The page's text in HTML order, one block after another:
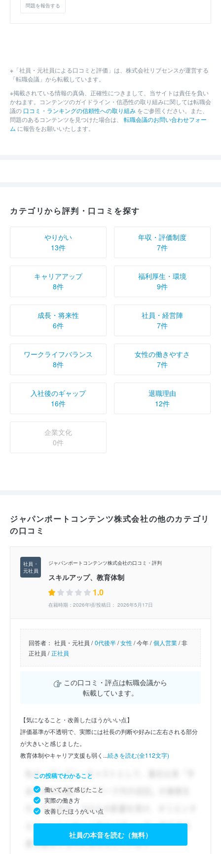
問題を報告する
※「社員・元社員による口コミと評価」は、株式会社リブセンスが運営する
「転職会議」から転載しています。
※掲載されている情報の真偽、正確性につきまして、当サイトは責任を負い
かねます。コンテンツのガイドライン・信憑性の取り組みに関しては転職会
議の 口コミ・ランキングの信頼性への取り組み をご参照ください。また、
問題のあるコンテンツを見つけた場合は、 転職会議のお問い合わせフォー
ム に報告をお願いいたします。
カテゴリから評判・口コミを探す
やりがい
13件
年収・評価制度
7件
キャリアアップ
8件
福利厚生・環境
9件
成長・将来性
6件
社員・経営陣
7件
ワークライフバランス
8件
女性の働きやすさ
7件
入社後のギャップ
16件
退職理由
12件
企業文化
0件
ジャパンポートコンテンツ株式会社の他のカテゴリ
の口コミ
ジャパンポートコンテンツ株式会社の口コミ・評判
スキルアップ、教育体制
1.0
在籍時期：2026年頃/投稿日： 2026年5月17日
回答者： 社員・元社員 / 0代後半/女性/今年 / 個人営業/非
正社員 / 正社員
この口コミ・評点は転職会議から
転載しています。
【気になること・改善したほうがいい点】
評価基準が不透明で、実際には社長の判断や好みに左右される部分
が大きいと感じました。
教育体制やキャリア支援も弱く...続きを読む(全112文字)
この投稿でわかること
働いてみて感じたこと
実際の働き方
改善したほうがいい点
社員の本音を読む（無料）